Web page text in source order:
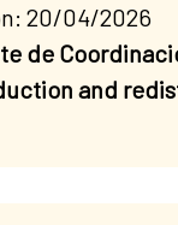
20/04/2026
de
and